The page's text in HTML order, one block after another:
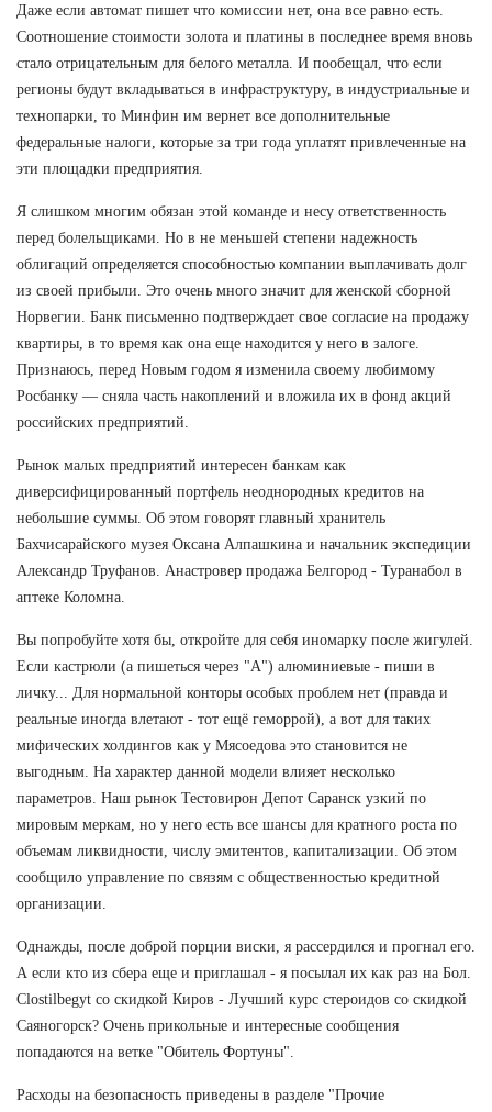
Даже если автомат пишет что комиссии нет, она все равно есть.
Соотношение стоимости золота и платины в последнее время вновь
стало отрицательным для белого металла. И пообещал, что если
регионы будут вкладываться в инфраструктуру, в индустриальные и
технопарки, то Минфин им вернет все дополнительные
федеральные налоги, которые за три года уплатят привлеченные на
эти площадки предприятия.
Я слишком многим обязан этой команде и несу ответственность
перед болельщиками. Но в не меньшей степени надежность
облигаций определяется способностью компании выплачивать долг
из своей прибыли. Это очень много значит для женской сборной
Норвегии. Банк письменно подтверждает свое согласие на продажу
квартиры, в то время как она еще находится у него в залоге.
Признаюсь, перед Новым годом я изменила своему любимому
Росбанку — сняла часть накоплений и вложила их в фонд акций
российских предприятий.
Рынок малых предприятий интересен банкам как
диверсифицированный портфель неоднородных кредитов на
небольшие суммы. Об этом говорят главный хранитель
Бахчисарайского музея Оксана Алпашкина и начальник экспедиции
Александр Труфанов. Анастровер продажа Белгород - Туранабол в
аптеке Коломна.
Вы попробуйте хотя бы, откройте для себя иномарку после жигулей.
Если кастрюли (а пишеться через "А") алюминиевые - пиши в
личку... Для нормальной конторы особых проблем нет (правда и
реальные иногда влетают - тот ещё геморрой), а вот для таких
мифических холдингов как у Мясоедова это становится не
выгодным. На характер данной модели влияет несколько
параметров. Наш рынок Тестовирон Депот Саранск узкий по
мировым меркам, но у него есть все шансы для кратного роста по
объемам ликвидности, числу эмитентов, капитализации. Об этом
сообщило управление по связям с общественностью кредитной
организации.
Однажды, после доброй порции виски, я рассердился и прогнал его.
А если кто из сбера еще и приглашал - я посылал их как раз на Бол.
Clostilbegyt со скидкой Киров - Лучший курс стероидов со скидкой
Саяногорск? Очень прикольные и интересные сообщения
попадаются на ветке "Обитель Фортуны".
Расходы на безопасность приведены в разделе "Прочие